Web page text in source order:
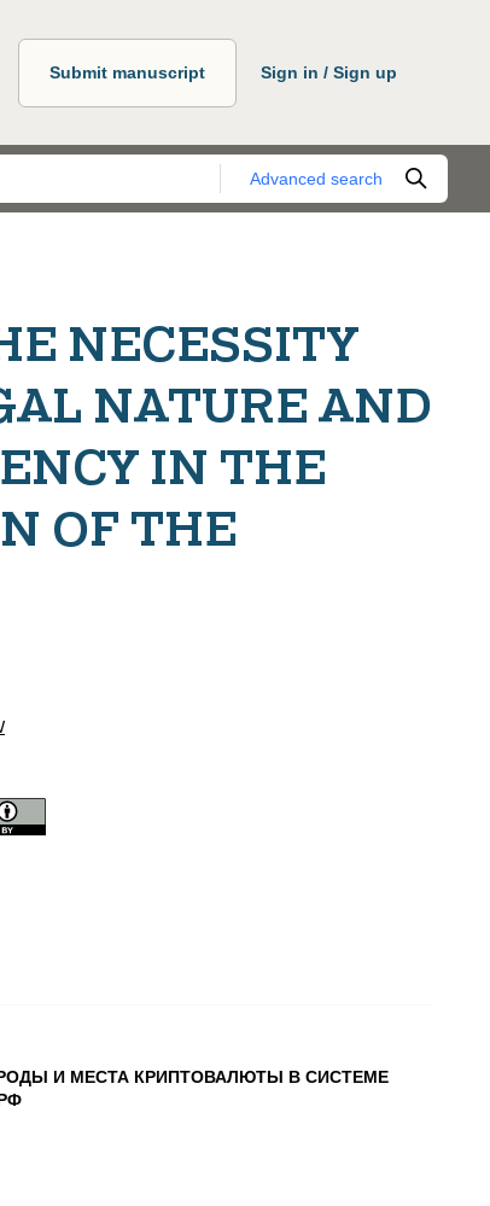
Submit manuscript Sign in / Sign up
Advanced search
NECESSITY
NATURE AND
IN THE
OF THE
И МЕСТА КРИПТОВАЛЮТЫ В СИСТЕМЕ